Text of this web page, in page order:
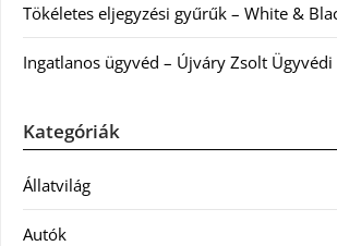
Tökéletes eljegyzési gyűrűk – White &
Ingatlanos ügyvéd – Újváry Zsolt
Kategóriák
Állatvilág
Autók